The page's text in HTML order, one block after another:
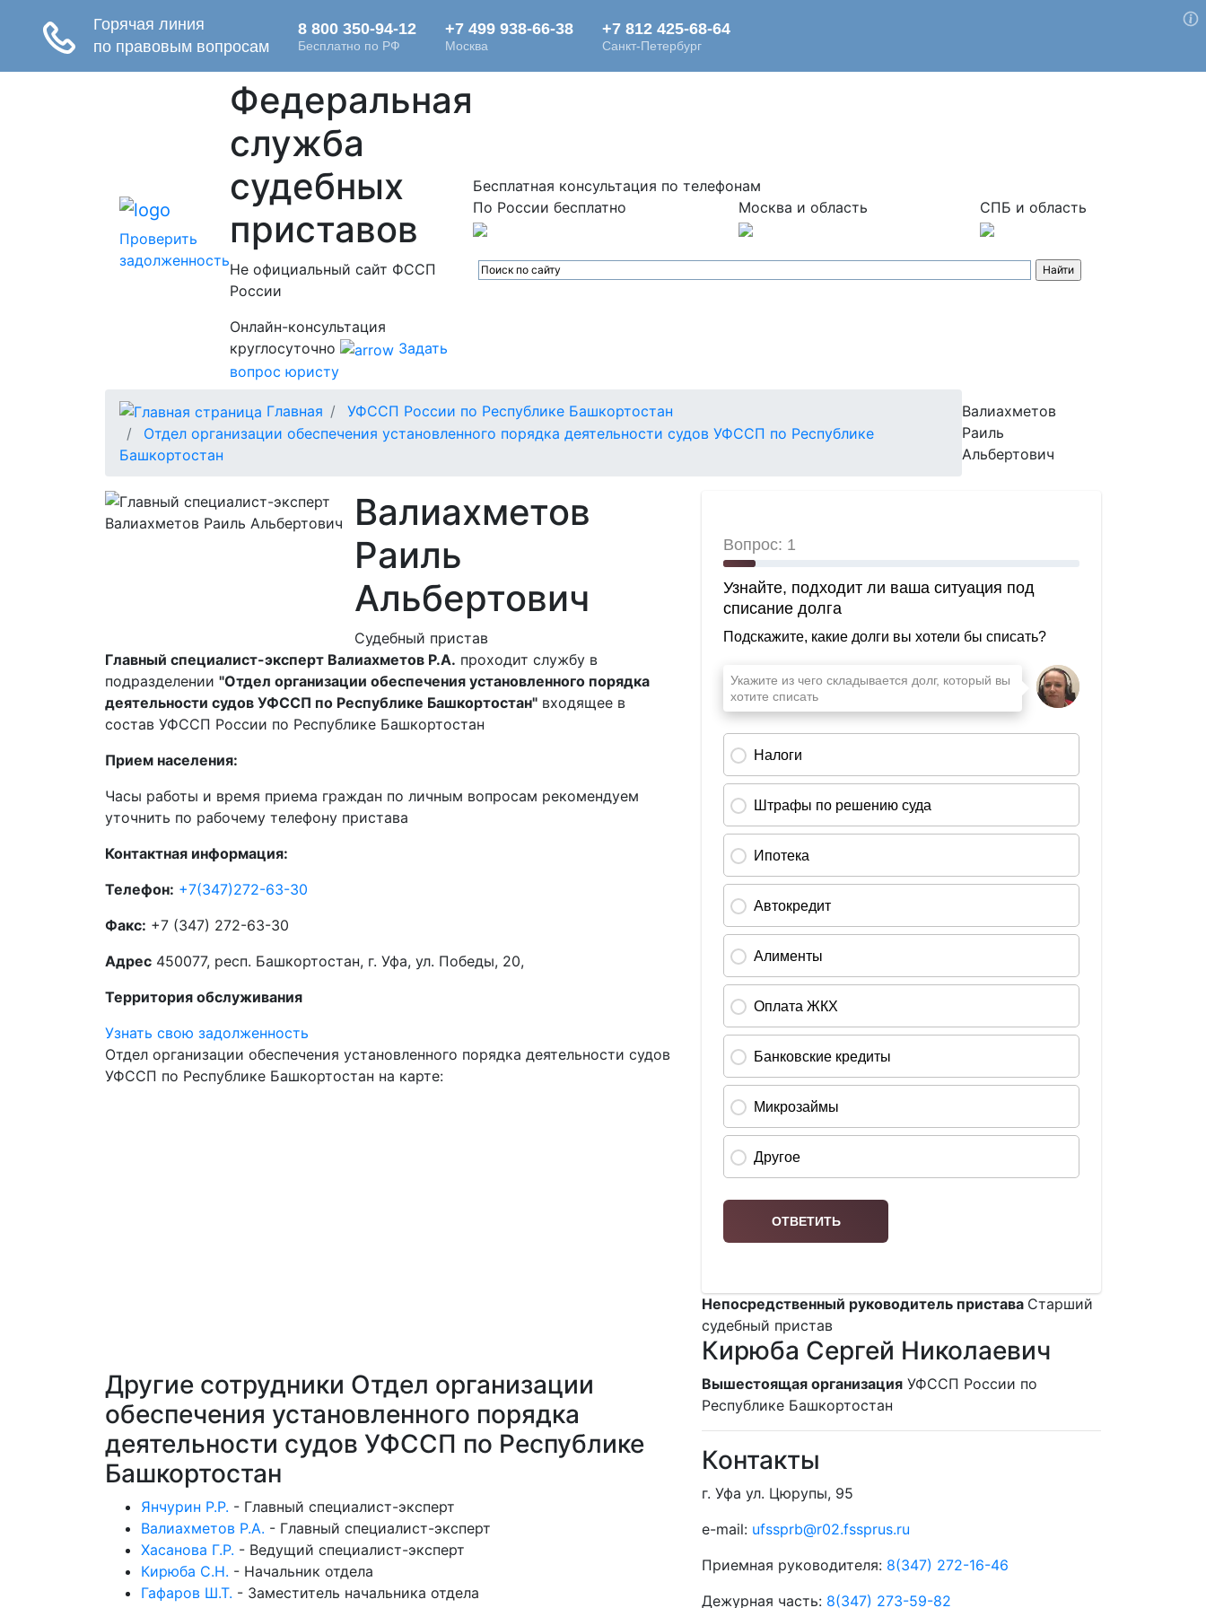
Проверить
задолженность
Федеральная
служба
судебных
приставов
Не официальный сайт ФССП
России
Онлайн-консультация
круглосуточно
Задать
вопрос юристу
Бесплатная консультация по телефонам
По России бесплатно
Москва и область СПБ и область
Главная
УФССП России по Республике Башкортостан
Отдел организации обеспечения установленного порядка деятельности судов УФССП по Республике
Башкортостан
Валиахметов
Раиль
Альбертович
Валиахметов
Раиль
Альбертович
Судебный пристав
Главный специалист-эксперт Валиахметов Р.А. проходит службу в
подразделении "Отдел организации обеспечения установленного порядка
деятельности судов УФССП по Республике Башкортостан" входящее в
состав УФССП России по Республике Башкортостан
Прием населения:
Часы работы и время приема граждан по личным вопросам рекомендуем
уточнить по рабочему телефону пристава
Контактная информация:
Телефон: +7(347)272-63-30
Факс: +7 (347) 272-63-30
Адрес 450077, респ. Башкортостан, г. Уфа, ул. Победы, 20,
Территория обслуживания
Узнать свою задолженность
Отдел организации обеспечения установленного порядка деятельности судов
УФССП по Республике Башкортостан на карте:
Другие сотрудники Отдел организации
обеспечения установленного порядка
деятельности судов УФССП по Республике
Башкортостан
Янчурин Р.Р. - Главный специалист-эксперт
Валиахметов Р.А. - Главный специалист-эксперт
Хасанова Г.Р. - Ведущий специалист-эксперт
Кирюба С.Н. - Начальник отдела
Гафаров Ш.Т. - Заместитель начальника отдела
Непосредственный руководитель пристава Старший
судебный пристав
Кирюба Сергей Николаевич
Вышестоящая организация УФССП России по
Республике Башкортостан
Контакты
г. Уфа ул. Цюрупы, 95
e-mail: ufssprb@r02.fssprus.ru
Приемная руководителя: 8(347) 272-16-46
Дежурная часть: 8(347) 273-59-82